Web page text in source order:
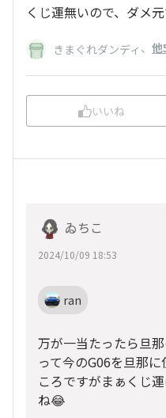
くじ運無いので、ダメ
きまぐれダンディ 、 他
いいね
ゐちこ
2024/10/09 18:53
ran
万が一当たったら旦
って今のG06を旦那
ころですがまぁくじ
ね😂